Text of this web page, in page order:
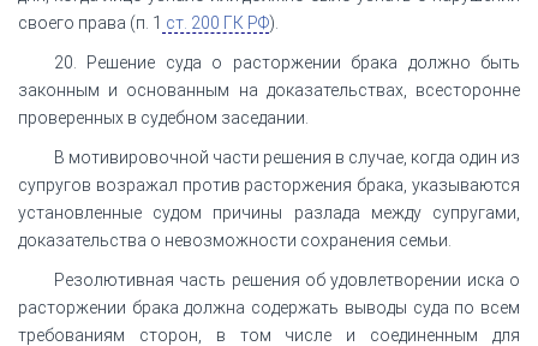
своего права (п. 1 ст. 200 ГК РФ).
20. Решение суда о расторжении брака должно быть
законным и основанным на доказательствах, всесторонне
проверенных в судебном заседании.
В мотивировочной части решения в случае, когда один из
супругов возражал против расторжения брака, указываются
установленные судом причины разлада между супругами,
доказательства о невозможности сохранения семьи.
Резолютивная часть решения об удовлетворении иска о
расторжении брака должна содержать выводы суда по всем
требованиям сторон, в том числе и соединенным для